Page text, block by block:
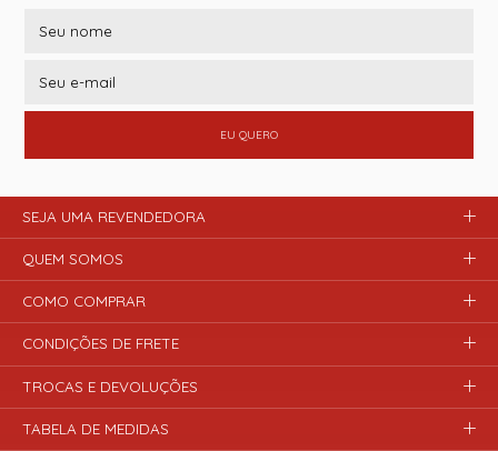
EU QUERO
SEJA UMA REVENDEDORA
QUEM SOMOS
COMO COMPRAR
CONDIÇÕES DE FRETE
TROCAS E DEVOLUÇÕES
TABELA DE MEDIDAS